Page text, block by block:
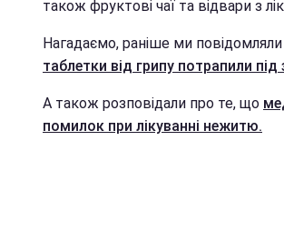
також фруктові чаї та відвари з
Нагадаємо, раніше ми
таблетки від грипу потрапили під
А також розповідали про те, що
помилок при лікуванні нежитю.